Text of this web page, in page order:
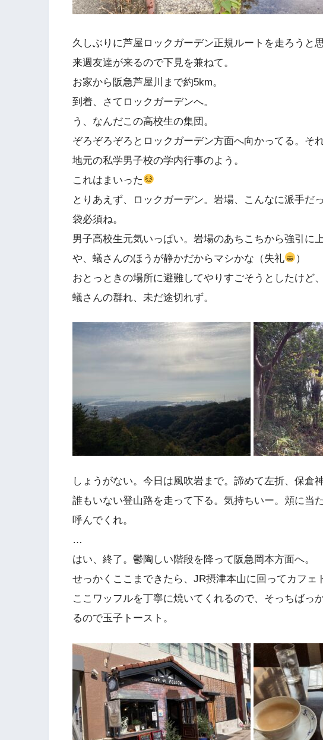
久しぶりに芦屋ロックガーデン正規ルートを走ろうと思
来週友達が来るので下見を兼ねて。
お家から阪急芦屋川まで約5km。
到着、さてロックガーデンへ。
う、なんだこの高校生の集団。
ぞろぞろぞろとロックガーデン方面へ向かってる。そ
地元の私学男子校の学内行事のよう。
これはまいった
とりあえず、ロックガーデン。岩場、こんなに派手だ
袋必須ね。
男子高校生元気いっぱい。岩場のあちこちから強引に
や、蟻さんのほうが静かだからマシかな（失礼
）
おとっときの場所に避難してやりすごそうとしたけど
蟻さんの群れ、未だ途切れず。
しょうがない。今日は風吹岩まで。諦めて左折、保倉
誰もいない登山路を走って下る。気持ちいー。頬に当
呼んでくれ。
…
はい、終了。鬱陶しい階段を降って阪急岡本方面へ。
せっかくここまできたら、JR摂津本山に回ってカフェ
ここワッフルを丁寧に焼いてくれるので、そっちばっ
るので玉子トースト。